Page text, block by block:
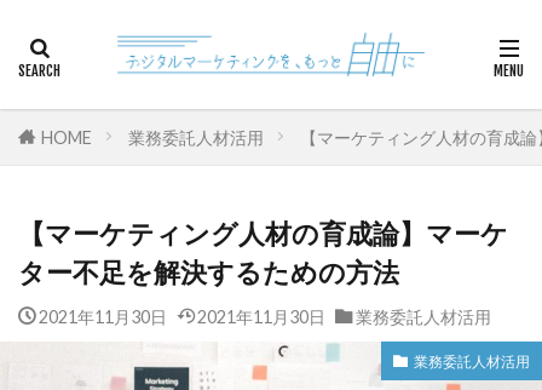
HOME 業務委託人材活用 【マーケティング人材の育成
【マーケティング人材の育成論】マーケ
ター不足を解決するための方法
2021年11月30日 2021年11月30日 業務委託人材活用
業務委託人材活用